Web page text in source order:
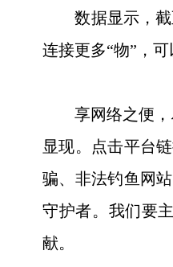
数据显示，截至
连接更多“物”，
享网络之便，尽
显现。点击平台
骗、非法钓鱼网
守护者。我们要
献。